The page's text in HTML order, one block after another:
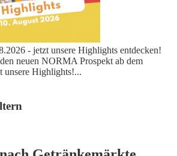
- jetzt unsere Highlights entdecken!
neuen NORMA Prospekt ab dem
unsere Highlights!...